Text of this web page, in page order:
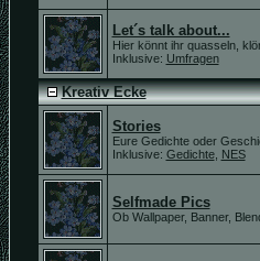
Let´s talk about...
Hier könnt ihr quasseln,
Inklusive: Umfragen
Kreativ Ecke
Stories
Eure Gedichte oder
Inklusive: Gedichte, NES
Selfmade Pics
Ob Wallpaper, Banner,